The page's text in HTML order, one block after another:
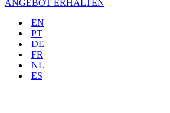
ANGEBOT ERHALTEN
EN
PT
DE
FR
NL
ES